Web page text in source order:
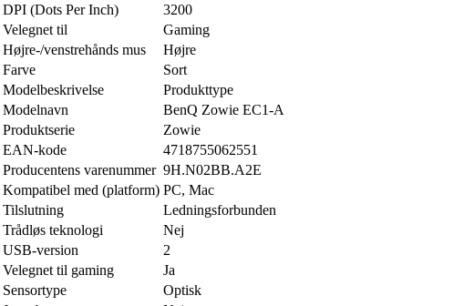
DPI (Dots Per Inch)
3200
Velegnet til
Gaming
Højre-/venstrehånds mus
Højre
Farve
Sort
Modelbeskrivelse
Produkttype
Modelnavn
BenQ Zowie EC1-A
Produktserie
Zowie
EAN-kode
4718755062551
Producentens varenummer 9H.N02BB.A2E
Kompatibel med (platform) PC, Mac
Tilslutning
Ledningsforbunden
Trådløs teknologi
Nej
USB-version
2
Velegnet til gaming
Ja
Sensortype
Optisk